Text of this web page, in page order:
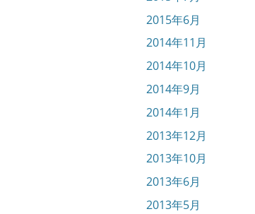
2015年6月
2014年11月
2014年10月
2014年9月
2014年1月
2013年12月
2013年10月
2013年6月
2013年5月